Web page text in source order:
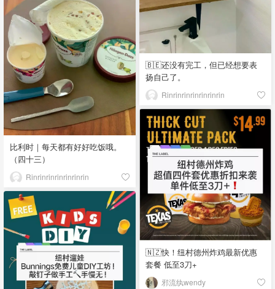
🇧🇪还没有完工，但已经想要表
扬自己了。
Rinrinrinrinrinrinrin
比利时｜每天都有好好吃饭哦。
（四十三）
Rinrinrinrinrinrinrin
🇳🇿快！纽村德州炸鸡最新优惠
套餐 低至3刀+
邪流纨wendy